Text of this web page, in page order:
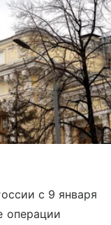
с 9 января
операции